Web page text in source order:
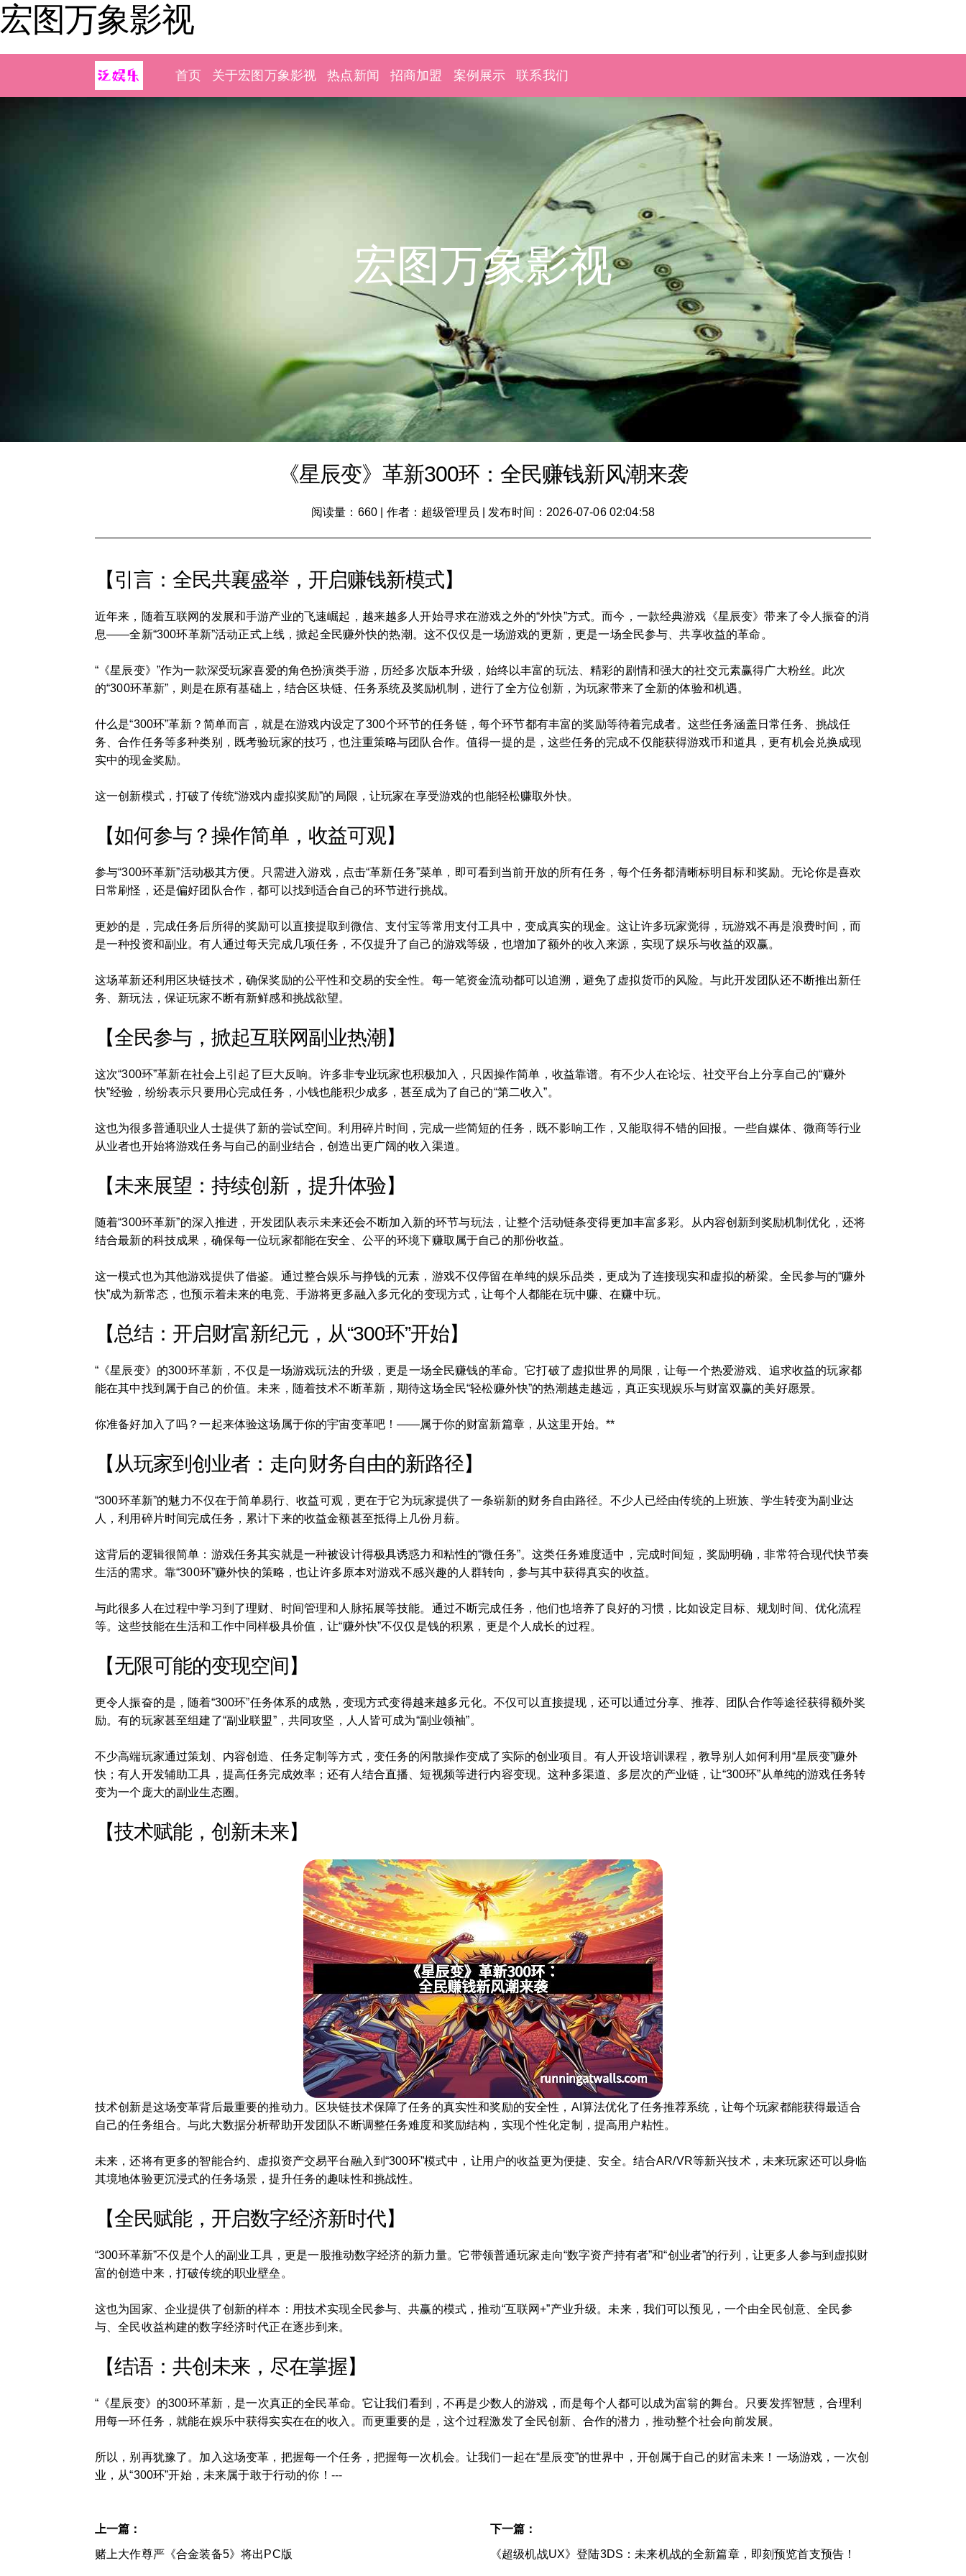
宏图万象影视
首页 关于宏图万象影视 热点新闻 招商加盟 案例展示 联系我们
宏图万象影视
《星辰变》革新300环：全民赚钱新风潮来袭
阅读量：660 作者：超级管理员 发布时间：2026-07-06 02:04:58
【引言：全民共襄盛举，开启赚钱新模式】
近年来，随着互联网的发展和手游产业的飞速崛起，越来越多人开始寻求在游戏之外的“外快”方式。而今，一款经典游戏《星辰变》带来了令人振奋的消
息——全新“300环革新”活动正式上线，掀起全民赚外快的热潮。这不仅仅是一场游戏的更新，更是一场全民参与、共享收益的革命。
“《星辰变》”作为一款深受玩家喜爱的角色扮演类手游，历经多次版本升级，始终以丰富的玩法、精彩的剧情和强大的社交元素赢得广大粉丝。此次
的“300环革新”，则是在原有基础上，结合区块链、任务系统及奖励机制，进行了全方位创新，为玩家带来了全新的体验和机遇。
什么是“300环”革新？简单而言，就是在游戏内设定了300个环节的任务链，每个环节都有丰富的奖励等待着完成者。这些任务涵盖日常任务、挑战任
务、合作任务等多种类别，既考验玩家的技巧，也注重策略与团队合作。值得一提的是，这些任务的完成不仅能获得游戏币和道具，更有机会兑换成现
实中的现金奖励。
这一创新模式，打破了传统“游戏内虚拟奖励”的局限，让玩家在享受游戏的也能轻松赚取外快。
【如何参与？操作简单，收益可观】
参与“300环革新”活动极其方便。只需进入游戏，点击“革新任务”菜单，即可看到当前开放的所有任务，每个任务都清晰标明目标和奖励。无论你是喜欢
日常刷怪，还是偏好团队合作，都可以找到适合自己的环节进行挑战。
更妙的是，完成任务后所得的奖励可以直接提取到微信、支付宝等常用支付工具中，变成真实的现金。这让许多玩家觉得，玩游戏不再是浪费时间，而
是一种投资和副业。有人通过每天完成几项任务，不仅提升了自己的游戏等级，也增加了额外的收入来源，实现了娱乐与收益的双赢。
这场革新还利用区块链技术，确保奖励的公平性和交易的安全性。每一笔资金流动都可以追溯，避免了虚拟货币的风险。与此开发团队还不断推出新任
务、新玩法，保证玩家不断有新鲜感和挑战欲望。
【全民参与，掀起互联网副业热潮】
这次“300环”革新在社会上引起了巨大反响。许多非专业玩家也积极加入，只因操作简单，收益靠谱。有不少人在论坛、社交平台上分享自己的“赚外
快”经验，纷纷表示只要用心完成任务，小钱也能积少成多，甚至成为了自己的“第二收入”。
这也为很多普通职业人士提供了新的尝试空间。利用碎片时间，完成一些简短的任务，既不影响工作，又能取得不错的回报。一些自媒体、微商等行业
从业者也开始将游戏任务与自己的副业结合，创造出更广阔的收入渠道。
【未来展望：持续创新，提升体验】
随着“300环革新”的深入推进，开发团队表示未来还会不断加入新的环节与玩法，让整个活动链条变得更加丰富多彩。从内容创新到奖励机制优化，还将
结合最新的科技成果，确保每一位玩家都能在安全、公平的环境下赚取属于自己的那份收益。
这一模式也为其他游戏提供了借鉴。通过整合娱乐与挣钱的元素，游戏不仅停留在单纯的娱乐品类，更成为了连接现实和虚拟的桥梁。全民参与的“赚外
快”成为新常态，也预示着未来的电竞、手游将更多融入多元化的变现方式，让每个人都能在玩中赚、在赚中玩。
【总结：开启财富新纪元，从“300环”开始】
“《星辰变》的300环革新，不仅是一场游戏玩法的升级，更是一场全民赚钱的革命。它打破了虚拟世界的局限，让每一个热爱游戏、追求收益的玩家都
能在其中找到属于自己的价值。未来，随着技术不断革新，期待这场全民“轻松赚外快”的热潮越走越远，真正实现娱乐与财富双赢的美好愿景。
你准备好加入了吗？一起来体验这场属于你的宇宙变革吧！——属于你的财富新篇章，从这里开始。**
【从玩家到创业者：走向财务自由的新路径】
“300环革新”的魅力不仅在于简单易行、收益可观，更在于它为玩家提供了一条崭新的财务自由路径。不少人已经由传统的上班族、学生转变为副业达
人，利用碎片时间完成任务，累计下来的收益金额甚至抵得上几份月薪。
这背后的逻辑很简单：游戏任务其实就是一种被设计得极具诱惑力和粘性的“微任务”。这类任务难度适中，完成时间短，奖励明确，非常符合现代快节奏
生活的需求。靠“300环”赚外快的策略，也让许多原本对游戏不感兴趣的人群转向，参与其中获得真实的收益。
与此很多人在过程中学习到了理财、时间管理和人脉拓展等技能。通过不断完成任务，他们也培养了良好的习惯，比如设定目标、规划时间、优化流程
等。这些技能在生活和工作中同样极具价值，让“赚外快”不仅仅是钱的积累，更是个人成长的过程。
【无限可能的变现空间】
更令人振奋的是，随着“300环”任务体系的成熟，变现方式变得越来越多元化。不仅可以直接提现，还可以通过分享、推荐、团队合作等途径获得额外奖
励。有的玩家甚至组建了“副业联盟”，共同攻坚，人人皆可成为“副业领袖”。
不少高端玩家通过策划、内容创造、任务定制等方式，变任务的闲散操作变成了实际的创业项目。有人开设培训课程，教导别人如何利用“星辰变”赚外
快；有人开发辅助工具，提高任务完成效率；还有人结合直播、短视频等进行内容变现。这种多渠道、多层次的产业链，让“300环”从单纯的游戏任务转
变为一个庞大的副业生态圈。
【技术赋能，创新未来】
技术创新是这场变革背后最重要的推动力。区块链技术保障了任务的真实性和奖励的安全性，AI算法优化了任务推荐系统，让每个玩家都能获得最适合
自己的任务组合。与此大数据分析帮助开发团队不断调整任务难度和奖励结构，实现个性化定制，提高用户粘性。
未来，还将有更多的智能合约、虚拟资产交易平台融入到“300环”模式中，让用户的收益更为便捷、安全。结合AR/VR等新兴技术，未来玩家还可以身临
其境地体验更沉浸式的任务场景，提升任务的趣味性和挑战性。
【全民赋能，开启数字经济新时代】
“300环革新”不仅是个人的副业工具，更是一股推动数字经济的新力量。它带领普通玩家走向“数字资产持有者”和“创业者”的行列，让更多人参与到虚拟财
富的创造中来，打破传统的职业壁垒。
这也为国家、企业提供了创新的样本：用技术实现全民参与、共赢的模式，推动“互联网+”产业升级。未来，我们可以预见，一个由全民创意、全民参
与、全民收益构建的数字经济时代正在逐步到来。
【结语：共创未来，尽在掌握】
“《星辰变》的300环革新，是一次真正的全民革命。它让我们看到，不再是少数人的游戏，而是每个人都可以成为富翁的舞台。只要发挥智慧，合理利
用每一环任务，就能在娱乐中获得实实在在的收入。而更重要的是，这个过程激发了全民创新、合作的潜力，推动整个社会向前发展。
所以，别再犹豫了。加入这场变革，把握每一个任务，把握每一次机会。让我们一起在“星辰变”的世界中，开创属于自己的财富未来！一场游戏，一次创
业，从“300环”开始，未来属于敢于行动的你！---
上一篇：
赌上大作尊严《合金装备5》将出PC版
下一篇：
《超级机战UX》登陆3DS：未来机战的全新篇章，即刻预览首支预告！